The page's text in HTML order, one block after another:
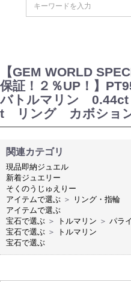
【GEM WORLD
保証！２％UP！】
バトルマリン
t リング カボション
関連カテゴリ
現品即納ジュエル
新着ジュエリー
そくのうじゅえりー
アイテムで選ぶ ＞
リング・指輪
アイテムで選ぶ
宝石で選ぶ ＞ トルマリン ＞ パラ
宝石で選ぶ ＞
トルマリン
宝石で選ぶ